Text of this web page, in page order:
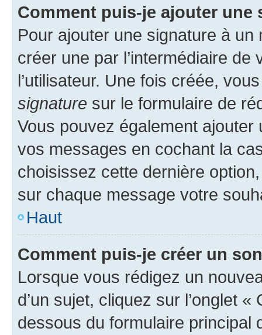
Comment puis-je ajouter une
Pour ajouter une signature à un
créer une par l’intermédiaire
l’utilisateur. Une fois créée,
signature sur le formulaire de
Vous pouvez également
vos messages en cochant la
choisissez cette dernière
sur chaque message votre
Haut
Comment puis-je créer un
Lorsque vous rédigez un
d’un sujet, cliquez sur l’onglet
dessous du formulaire principal